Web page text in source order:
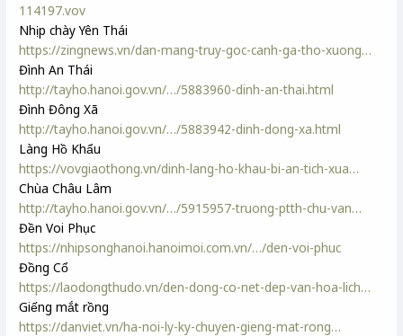
114197.vov
Nhịp chày Yên Thái
https://zingnews.vn/dan-mang-truy-goc-canh-ga-tho-xuong…
Đình An Thái
http://tayho.hanoi.gov.vn/…/5883960-dinh-an-thai.html
Đình Đông Xã
http://tayho.hanoi.gov.vn/…/5883942-dinh-dong-xa.html
Làng Hồ Khẩu
https://vovgiaothong.vn/dinh-lang-ho-khau-bi-an-tich-xua…
Chùa Châu Lâm
http://tayho.hanoi.gov.vn/…/5915957-truong-ptth-chu-van…
Đền Voi Phục
https://nhipsonghanoi.hanoimoi.com.vn/…/den-voi-phuc
Đồng Cổ
https://laodongthudo.vn/den-dong-co-net-dep-van-hoa-lich…
Giếng mắt rồng
https://danviet.vn/ha-noi-ly-ky-chuyen-gieng-mat-rong…